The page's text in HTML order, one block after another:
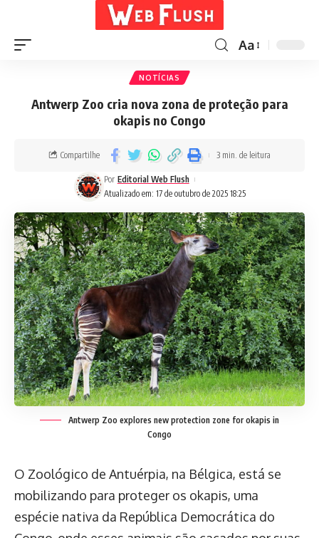
Aa
NOTÍCIAS
Antwerp Zoo cria nova zona de proteção para
okapis no Congo
Atualizado em: 17 de outubro de 2025 18:25
Por Editorial Web Flush
Compartilhe 3 min. de leitura
Antwerp Zoo explores new protection zone for okapis in
Congo
O Zoológico de Antuérpia, na Bélgica, está se
mobilizando para proteger os okapis, uma
espécie nativa da República Democrática do